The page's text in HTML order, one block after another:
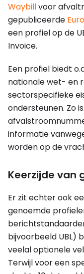
Waybillvoor
gepubliceerde
een profiel op de
Invoice.
Een profiel biedt
nationale wet- en
sectorspecifieke
ondersteunen. Zo
informatie
worden op de
Keerzijde van
Er zit echter ook
genoemde
bijvoorbeeld UBL)
veelal optionele
Terwijl voor een